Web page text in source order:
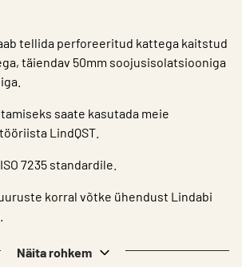
tellida perforeeritud kattega kaitstud
täiendav 50mm soojusisolatsiooniga
saate kasutada meie
LindQST.
7235 standardile.
korral võtke ühendust Lindabi
Näita rohkem